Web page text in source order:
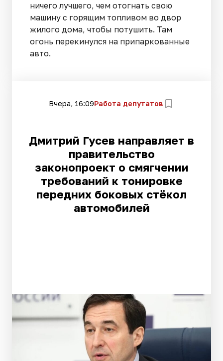
ничего лучшего, чем отогнать свою
машину с горящим топливом во двор
жилого дома, чтобы потушить. Там
огонь перекинулся на припаркованные
авто.
Вчера, 16:09Работа депутатов
Дмитрий Гусев направляет в
правительство
законопроект о смягчении
требований к тонировке
передних боковых стёкол
автомобилей